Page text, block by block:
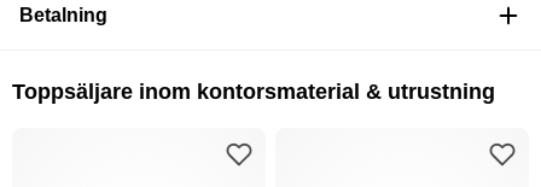
Betalning
Toppsäljare inom kontorsmaterial & utrustning